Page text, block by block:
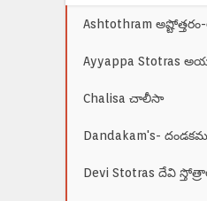
Ashtothram అష్టోత్తరం-
Ayyappa Stotras
Chalisa చాలీసా
Dandakam's-
Devi Stotras దేవి